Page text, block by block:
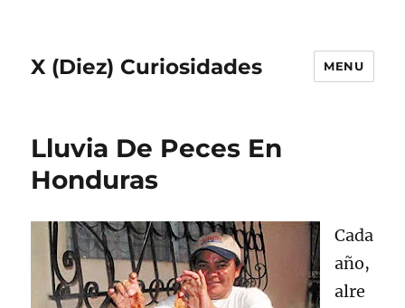
X (Diez) Curiosidades MENU
Lluvia De Peces En
Honduras
Cada
año,
alre